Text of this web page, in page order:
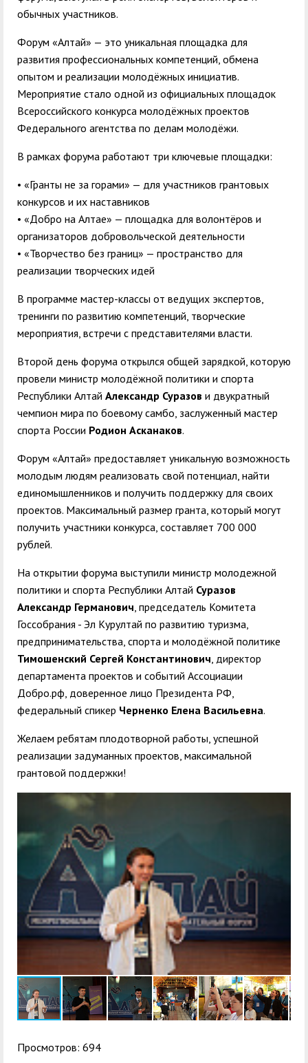
обычных участников.
Форум «Алтай» — это уникальная площадка для
развития профессиональных компетенций, обмена
опытом и реализации молодёжных инициатив.
Мероприятие стало одной из официальных площадок
Всероссийского конкурса молодёжных проектов
Федерального агентства по делам молодёжи.
В рамках форума работают три ключевые площадки:
• «Гранты не за горами» — для участников грантовых
конкурсов и их наставников
• «Добро на Алтае» — площадка для волонтёров и
организаторов добровольческой деятельности
• «Творчество без границ» — пространство для
реализации творческих идей
В программе мастер-классы от ведущих экспертов,
тренинги по развитию компетенций, творческие
мероприятия, встречи с представителями власти.
Второй день форума открылся общей зарядкой, которую
провели министр молодёжной политики и спорта
Республики Алтай Александр Суразов и двукратный
чемпион мира по боевому самбо, заслуженный мастер
спорта России Родион Асканаков.
Форум «Алтай» предоставляет уникальную возможность
молодым людям реализовать свой потенциал, найти
единомышленников и получить поддержку для своих
проектов. Максимальный размер гранта, который могут
получить участники конкурса, составляет 700 000
рублей.
На открытии форума выступили министр молодежной
политики и спорта Республики Алтай Суразов
Александр Германович, председатель Комитета
Госсобрания - Эл Курултай по развитию туризма,
предпринимательства, спорта и молодёжной политике
Тимошенский Сергей Константинович, директор
департамента проектов и событий Ассоциации
Добро.рф, доверенное лицо Президента РФ,
федеральный спикер Черненко Елена Васильевна.
Желаем ребятам плодотворной работы, успешной
реализации задуманных проектов, максимальной
грантовой поддержки!
Просмотров: 694